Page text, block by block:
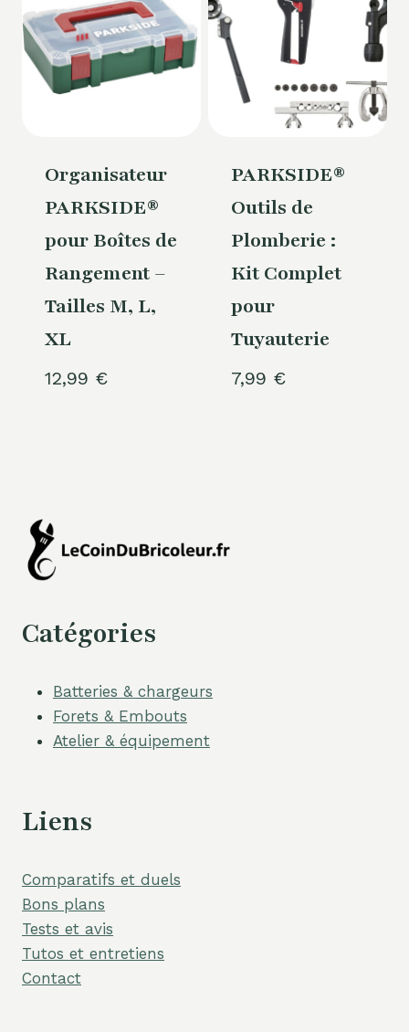
Organisateur
PARKSIDE®
pour Boîtes de
Rangement –
Tailles M, L,
XL
12,99 €
PARKSIDE®
Outils de
Plomberie :
Kit Complet
pour
Tuyauterie
7,99 €
Catégories
Batteries & chargeurs
Forets & Embouts
Atelier & équipement
Liens
Comparatifs et duels
Bons plans
Tests et avis
Tutos et entretiens
Contact